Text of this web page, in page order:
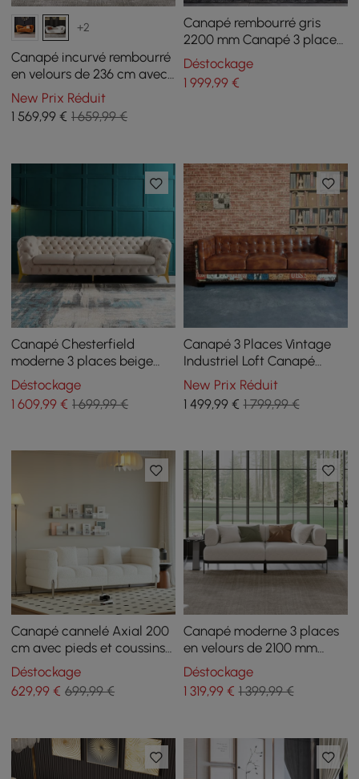
+2
Canapé incurvé rembourré
en velours de 236 cm avec
pieds dorés
New Prix Réduit
1 569,99 € 1 659,99 €
Canapé rembourré gris
2200 mm Canapé 3 places
en coton et lin avec
oreillers Pieds dorés
Déstockage
1 999,99€
Canapé Chesterfield
moderne 3 places beige
2320 mm avec boutons et
dossier capitonné
Déstockage
1 609,99 € 1 699,99 €
Canapé 3 Places Vintage
Industriel Loft Canapé
Capitonné en Similicuir
Marron
New Prix Réduit
1 499,99€ 1 799,99 €
Canapé cannelé Axial 200
cm avec pieds et coussins
argentés
Déstockage
629,99 € 699,99 €
Canapé moderne 3 places
en velours de 2100 mm
avec pieds en métal
Déstockage
1 319,99€ 1 399,99 €